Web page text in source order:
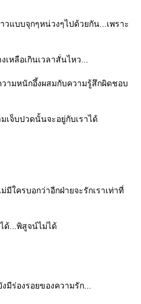
แบบจุกๆหน่วงๆไปด้วยกัน...เพราะ
หลือเกินเวลาสั่นไหว...
ามหนักอึ้งผสมกับความรู้สึกผิดชอบ
เจ็บปวดนั้นจะอยู่กับเราได้
มีใครบอกว่าอีกฝ่ายจะรักเราเท่าที่
ด้...พิสูจน์ไม่ได้
มีร่องรอยของความรัก...